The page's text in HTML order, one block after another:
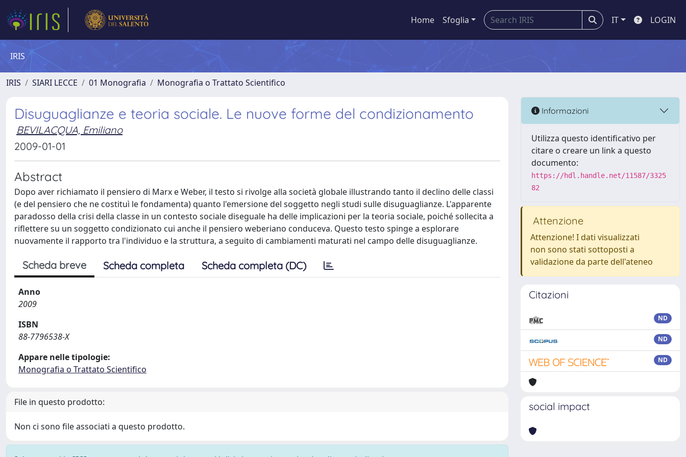
Home Sfoglia IT LOGIN
IRIS
IRIS SIARI LECCE 01 Monografia Monografia o Trattato Scientifico
Disuguaglianze e teoria sociale. Le nuove forme del condizionamento
BEVILACQUA, Emiliano
2009-01-01
Abstract
Dopo aver richiamato il pensiero di Marx e Weber, il testo si rivolge alla società globale illustrando tanto il declino delle classi
(e del pensiero che ne costituì le fondamenta) quanto l'emersione del soggetto negli studi sulle disuguaglianze. L'apparente
paradosso della crisi della classe in un contesto sociale diseguale ha delle implicazioni per la teoria sociale, poiché sollecita a
riflettere su un soggetto condizionato cui anche il pensiero weberiano conduceva. Questo testo spinge a esplorare
nuovamente il rapporto tra l'individuo e la struttura, a seguito di cambiamenti maturati nel campo delle disuguaglianze.
Scheda breve Scheda completa Scheda completa (DC)
Anno
2009
ISBN
88-7796538-X
Appare nelle tipologie:
Monografia o Trattato Scientifico
File in questo prodotto:
Non ci sono file associati a questo prodotto.
Informazioni
Utilizza questo identificativo per
citare o creare un link a questo
documento:
https://hdl.handle.net/11587/3325
82
Attenzione
Attenzione! I dati visualizzati
non sono stati sottoposti a
validazione da parte dell'ateneo
Citazioni
ND
ND
ND
social impact